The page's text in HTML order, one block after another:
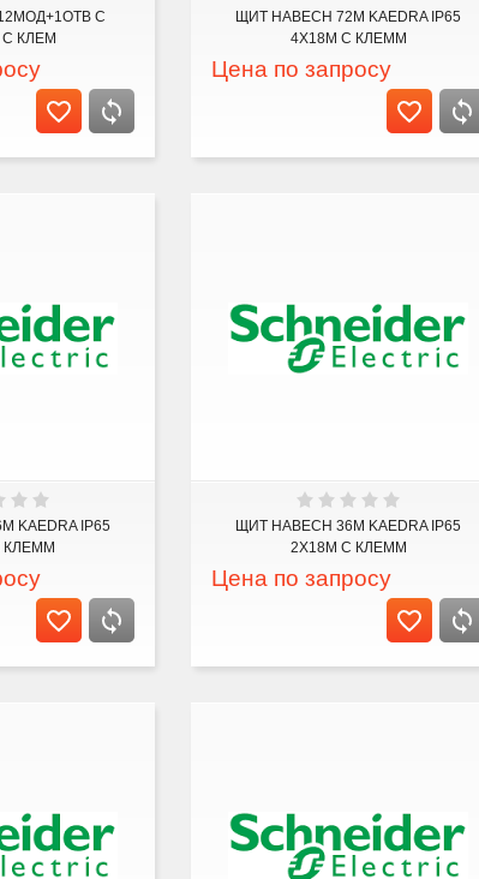
С
КЛЕМ
ЩИТ НАВЕСН 72М KAEDRA IP65
4Х18М С КЛЕММ
Цена по запросу
KAEDRA IP65
КЛЕММ
ЩИТ НАВЕСН 36М KAEDRA IP65
2Х18М С КЛЕММ
Цена по запросу